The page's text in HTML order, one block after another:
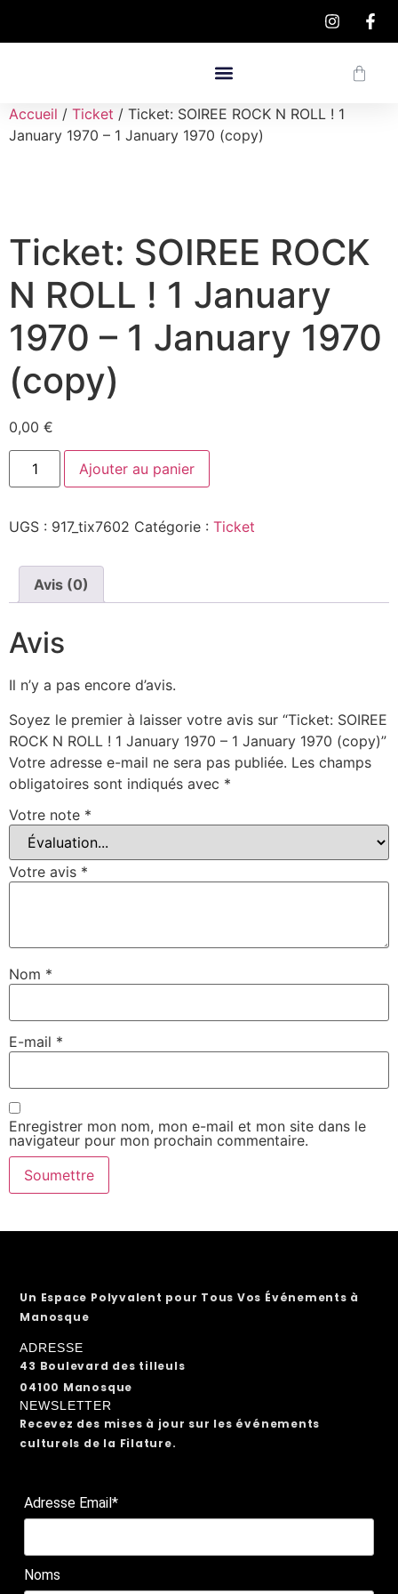
Accueil / Ticket / Ticket: SOIREE ROCK N ROLL ! 1
January 1970 – 1 January 1970 (copy)
Ticket: SOIREE ROCK
N ROLL ! 1 January
1970 – 1 January 1970
(copy)
0,00 €
Ajouter au panier
UGS : 917_tix7602 Catégorie : Ticket
Avis (0)
Avis
Il n’y a pas encore d’avis.
Soyez le premier à laisser votre avis sur “Ticket: SOIREE
ROCK N ROLL ! 1 January 1970 – 1 January 1970 (copy)”
Votre adresse e-mail ne sera pas publiée. Les champs
obligatoires sont indiqués avec *
Votre note *
Votre avis *
Nom *
E-mail *
Enregistrer mon nom, mon e-mail et mon site dans le
navigateur pour mon prochain commentaire.
Un Espace Polyvalent pour Tous Vos Événements à
Manosque
ADRESSE
43 Boulevard des tilleuls
04100 Manosque
NEWSLETTER
Recevez des mises à jour sur les événements
culturels de la Filature.
Adresse Email*
Noms